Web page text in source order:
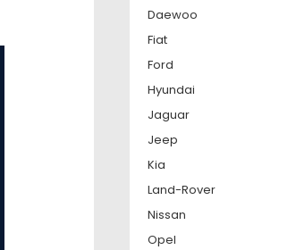
Daewoo
Fiat
Ford
Hyundai
Jaguar
Jeep
Kia
Land-Rover
Nissan
Opel